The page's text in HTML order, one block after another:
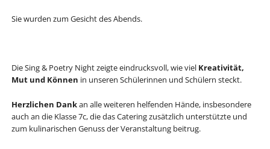
Sie wurden zum Gesicht des Abends.
Die Sing & Poetry Night zeigte eindrucksvoll, wie viel Kreativität,
Mut und Können in unseren Schülerinnen und Schülern steckt.
Herzlichen Dankan alle weiteren helfenden Hände, insbesondere
auch an die Klasse 7c, die das Catering zusätzlich unterstützte und
zum kulinarischen Genuss der Veranstaltung beitrug.